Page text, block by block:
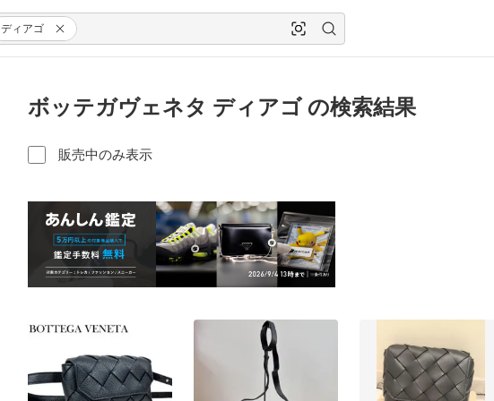
ディアゴ
ボッテガヴェネタ ディアゴ の検索結果
販売中のみ表示